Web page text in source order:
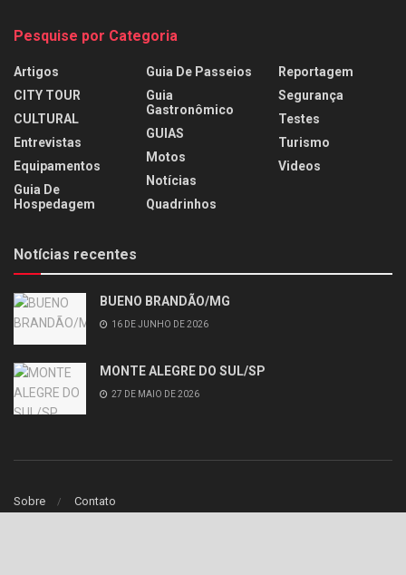
Pesquise por Categoria
Artigos
CITY TOUR
CULTURAL
Entrevistas
Equipamentos
Guia De
Hospedagem
Guia De Passeios
Guia
Gastronômico
GUIAS
Motos
Notícias
Quadrinhos
Reportagem
Segurança
Testes
Turismo
Videos
Notícias recentes
BUENO BRANDÃO/MG
16 DE JUNHO DE 2026
MONTE ALEGRE DO SUL/SP
27 DE MAIO DE 2026
Sobre Contato